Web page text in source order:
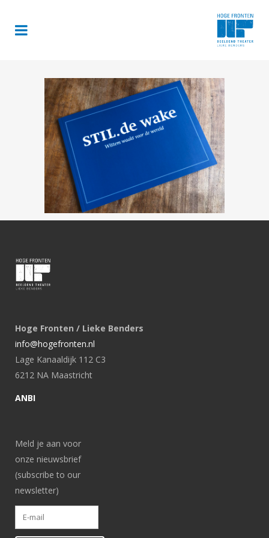
Hoge Fronten / Lieke Benders
info@hogefronten.nl
Lage Kanaaldijk 112 C3
6212 NA Maastricht
ANBI
Meld je aan voor
onze nieuwsbrief
(subscribe to our
newsletter)